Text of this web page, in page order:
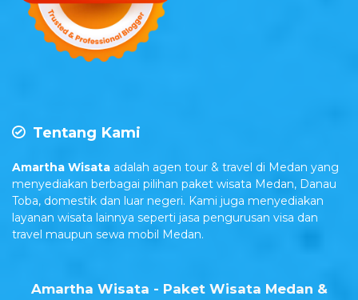
Tentang Kami
Amartha Wisata adalah agen tour & travel di Medan yang
menyediakan berbagai pilihan paket wisata Medan, Danau
Toba, domestik dan luar negeri. Kami juga menyediakan
layanan wisata lainnya seperti jasa pengurusan visa dan
travel maupun sewa mobil Medan.
Amartha Wisata - Paket Wisata Medan &